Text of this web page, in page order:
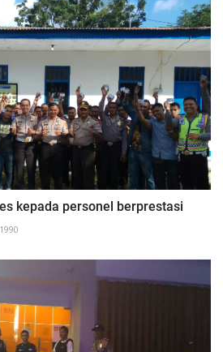
kepada personel berprestasi
1990